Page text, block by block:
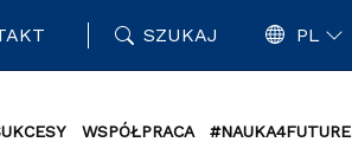
SZUKAJ PL
WSPÓŁPRACA #NAUKA4FUTURE